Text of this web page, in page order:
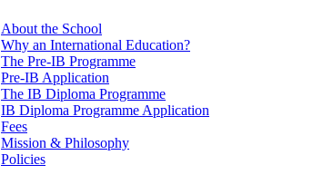
About the School
Why an International Education?
The Pre-IB Programme
Pre-IB Application
The IB Diploma Programme
IB Diploma Programme Application
Fees
Mission & Philosophy
Policies